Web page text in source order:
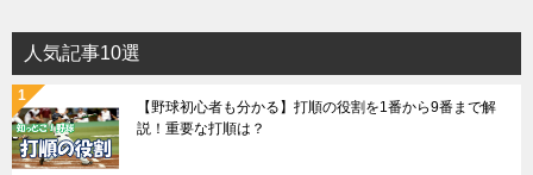
人気記事10選
【野球初心者も分かる】打順の役割を1番から9番まで解
説！重要な打順は？